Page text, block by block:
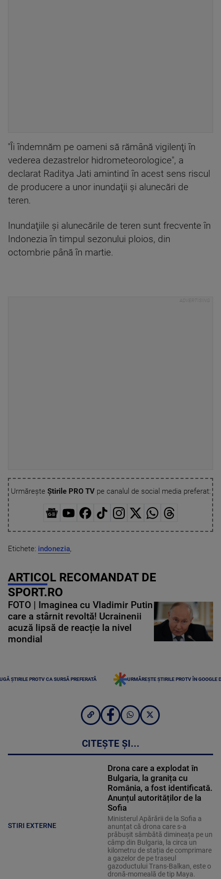
"Îi îndemnăm pe oameni să rămână vigilenţi în
vederea dezastrelor hidrometeorologice", a
declarat Raditya Jati amintind în acest sens riscul
de producere a unor inundaţii şi alunecări de
teren.
Inundaţiile şi alunecările de teren sunt frecvente în
Indonezia în timpul sezonului ploios, din
octombrie până în martie.
Urmărește Știrile PRO TVpe canalul de social media preferat:
Etichete: indonezia,
ARTICOL RECOMANDAT DE
SPORT.RO
FOTO | Imaginea cu Vladimir Putin
care a stârnit revoltă! Ucrainenii
acuză lipsă de reacție la nivel
mondial
ȘTIRILE PROTV CA SURSĂ PREFERATĂ URMĂREȘTE ȘTIRILE PROTV ÎN GOOGLE
CITEȘTE ȘI...
STIRI EXTERNE
Drona care a explodat în
Bulgaria, la granița cu
România, a fost identificată.
Anunțul autorităților de la
Sofia
Ministerul Apărării de la Sofia a
anunțat că drona care s-a
prăbușit sâmbătă dimineața pe un
câmp din Bulgaria, la circa un
kilometru de stația de comprimare
a gazelor de pe traseul
gazoductului Trans-Balkan, este o
dronă-momeală de tip Maya.